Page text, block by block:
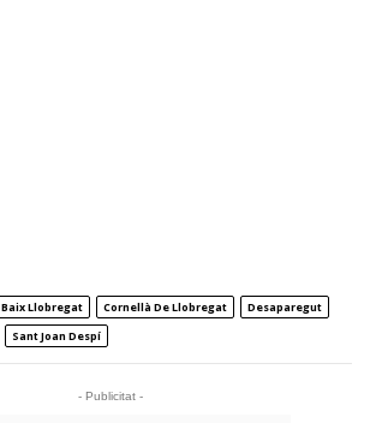
Baix Llobregat Cornellà De Llobregat
Desaparegut
Sant Joan Despí
- Publicitat -